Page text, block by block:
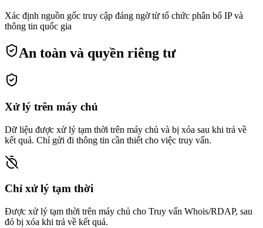
Xác định nguồn gốc truy cập đáng ngờ từ tổ chức phân bổ IP và
thông tin quốc gia
An toàn và quyền riêng tư
Xử lý trên máy chủ
Dữ liệu được xử lý tạm thời trên máy chủ và bị xóa sau khi trả về
kết quả. Chỉ gửi đi thông tin cần thiết cho việc truy vấn.
Chỉ xử lý tạm thời
Được xử lý tạm thời trên máy chủ cho Truy vấn Whois/RDAP, sau
đó bị xóa khi trả về kết quả.